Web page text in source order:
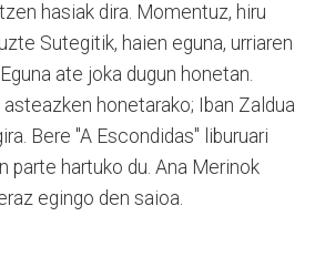
hasiak dira. Momentuz, hiru
Sutegitik, haien eguna, urriaren
ate joka dugun honetan.
honetarako; Iban Zaldua
Bere "A Escondidas" liburuari
parte hartuko du. Ana Merinok
egingo den saioa.